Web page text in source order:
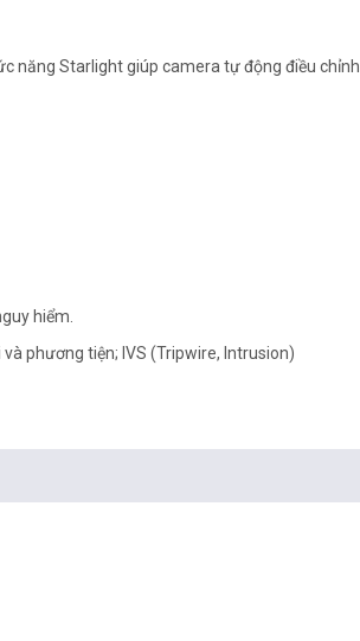
năng Starlight giúp camera tự động điều chỉnh
hiểm.
phương tiện; IVS (Tripwire, Intrusion)